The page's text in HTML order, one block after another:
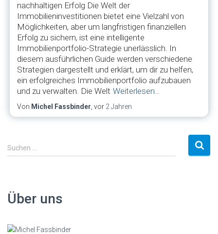
nachhaltigen Erfolg Die Welt der
Immobilieninvestitionen bietet eine Vielzahl von
Möglichkeiten, aber um langfristigen finanziellen
Erfolg zu sichern, ist eine intelligente
Immobilienportfolio-Strategie unerlässlich. In
diesem ausführlichen Guide werden verschiedene
Strategien dargestellt und erklärt, um dir zu helfen,
ein erfolgreiches Immobilienportfolio aufzubauen
und zu verwalten. Die Welt Weiterlesen…
Von Michel Fassbinder , vor 2 Jahren
S
u
h
Suchen …
Über uns